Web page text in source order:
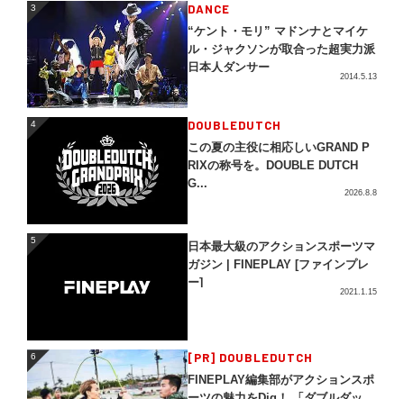
3 DANCE
“ケント・モリ” マドンナとマイケ
ル・ジャクソンが取合った超実力派
日本人ダンサー
2014.5.13
4 DOUBLEDUTCH
この夏の主役に相応しいGRAND P
RIXの称号を。DOUBLE DUTCH
G...
2026.8.8
5
日本最大級のアクションスポーツマ
ガジン | FINEPLAY [ファインプレ
ー]
2021.1.15
6 [PR] DOUBLEDUTCH
FINEPLAY編集部がアクションスポ